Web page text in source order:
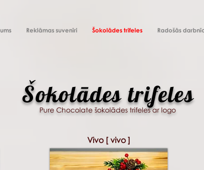
Reklāmas suvenīri Šokolādes trifeles Radošās
Šokolādes trifeles
Pure Chocolate šokolādes trifeles ar logo
Vivo [ vivo ]